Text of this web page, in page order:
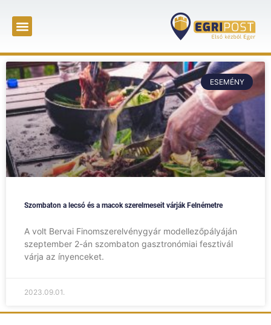
ESEMÉNY
Szombaton a lecsó és a macok szerelmeseit várják Felnémetre
A volt Bervai Finomszerelvénygyár modellezőpályáján
szeptember 2-án szombaton gasztronómiai fesztivál
várja az ínyenceket.
2023.09.01.